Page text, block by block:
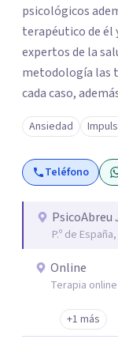
psicológicos además
terapéutico de él
expertos de la
metodología las
cada caso,
psicológicas que
único en su
importancia de
persona a
repetirse en el
Ansiedad
Teléfono
PsicoAbreu
P.º de
Online
Terapia online
+1 más